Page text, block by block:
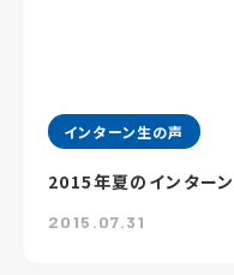
インターン生の声
2015年夏のインター
2015.07.31